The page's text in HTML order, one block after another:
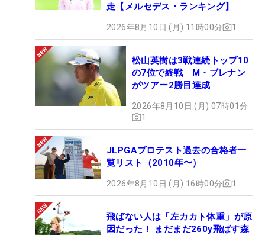
走【メルセデス・ランキング】
2026年8月10日 (月) 11時00分 1
松山英樹は3戦連続トップ10
の7位で終戦 M・ブレナン
がツアー2勝目達成
2026年8月10日 (月) 07時01分
1
JLPGAプロテスト過去の合格者一
覧リスト（2010年〜）
2026年8月10日 (月) 16時00分 1
飛ばない人は「左カカト体重」が原
因だった！ まだまだ260y飛ばす森